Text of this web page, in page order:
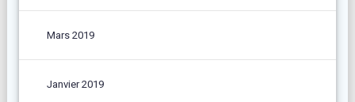
Mars 2019
Janvier 2019